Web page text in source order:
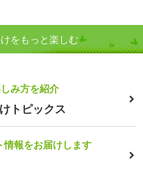
をもっと楽しむ
み方を紹介
トピックス
情報をお届けします